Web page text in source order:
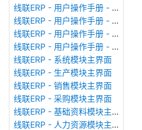
线联ERP - 用户操作手册 - 暂估入库明细表
线联ERP - 用户操作手册 - 物料收发明细表
线联ERP - 用户操作手册 - 即时库存余额表
线联ERP - 用户操作手册 - 库存账龄分析表
线联ERP - 系统模块主界面
线联ERP - 生产模块主界面
线联ERP - 销售模块主界面
线联ERP - 采购模块主界面
线联ERP - 基础资料模块主界面
线联ERP - 人力资源模块主界面